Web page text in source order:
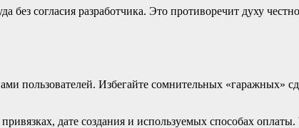
без согласия разработчика. Это противоречит духу
пользователей. Избегайте сомнительных «гаражных»
дате создания и используемых способах оплаты.